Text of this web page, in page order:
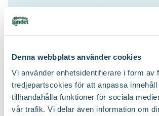
Denna webbplats använder cookies
Vi använder enhetsidentifierare i form av
tredjepartscokies för att anpassa innehåll
tillhandahålla funktioner för sociala
vår trafik. Vi delar även information om
Vatten: Håll jorden fuktig, hellre lite torr
Nej
Lättskött: Ja
Jordprodukter: Blomjord